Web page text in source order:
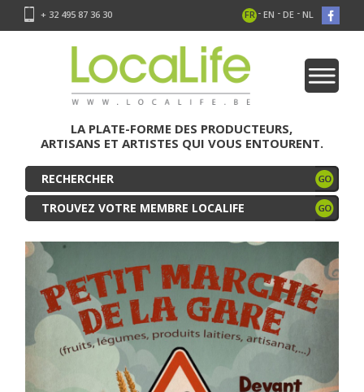
+ 32 495 87 36 30 FR - EN - DE - NL
LA PLATE-FORME DES PRODUCTEURS,
ARTISANS ET ARTISTES QUI VOUS ENTOURENT.
TROUVEZ VOTRE MEMBRE LOCALIFE